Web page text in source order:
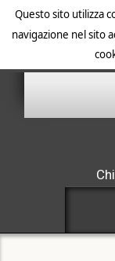
Questo sito utilizza
navigazione nel sito